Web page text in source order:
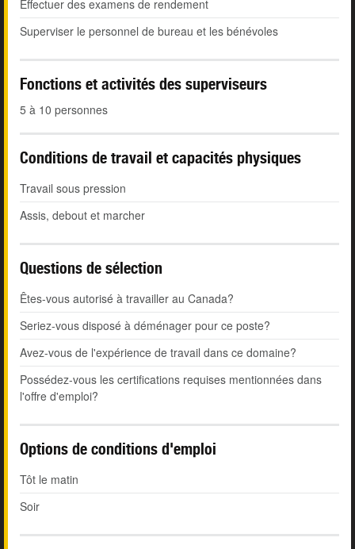
Effectuer des examens de rendement
Superviser le personnel de bureau et les bénévoles
Fonctions et activités des superviseurs
5 à 10 personnes
Conditions de travail et capacités physiques
Travail sous pression
Assis, debout et marcher
Questions de sélection
Êtes-vous autorisé à travailler au Canada?
Seriez-vous disposé à déménager pour ce poste?
Avez-vous de l'expérience de travail dans ce domaine?
Possédez-vous les certifications requises mentionnées dans
l'offre d'emploi?
Options de conditions d'emploi
Tôt le matin
Soir